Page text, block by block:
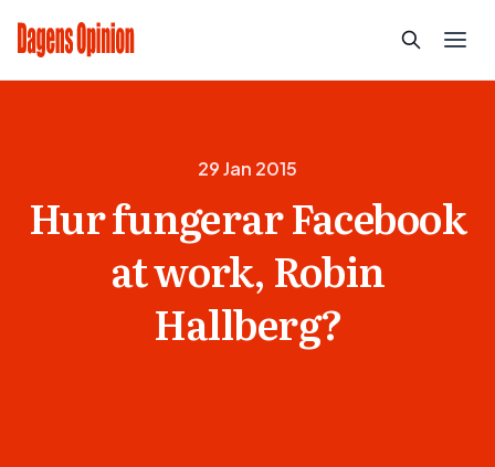
29 Jan 2015
Hur fungerar Facebook
at work, Robin
Hallberg?